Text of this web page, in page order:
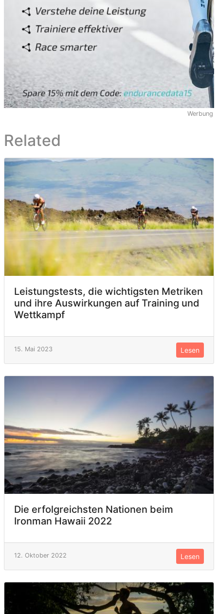
Werbung
Related
Leistungstests, die wichtigsten Metriken
und ihre Auswirkungen auf Training und
Wettkampf
15. Mai 2023 Lesen
Die erfolgreichsten Nationen beim
Ironman Hawaii 2022
12. Oktober 2022 Lesen